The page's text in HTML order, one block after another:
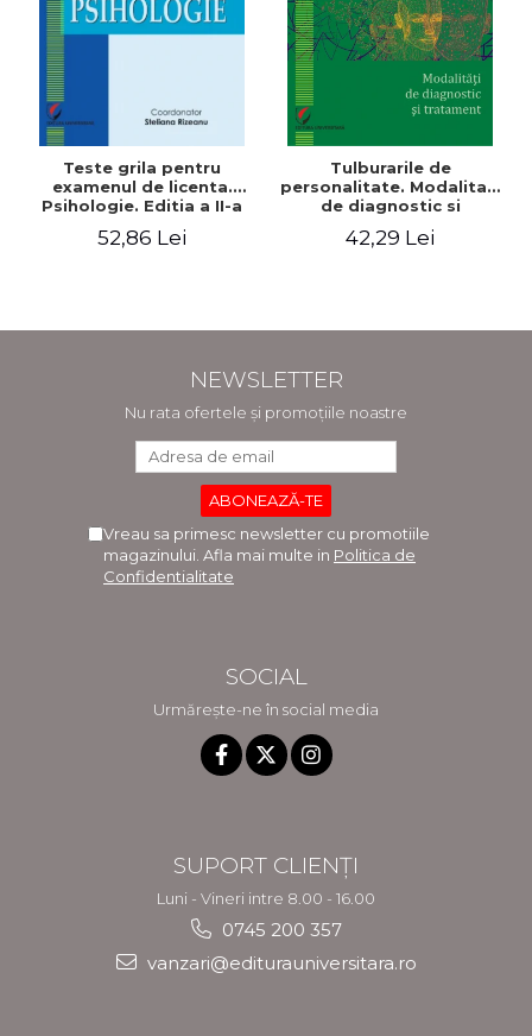
Teste grila pentru
examenul de licenta.
Psihologie. Editia a II-a
52,86 Lei
Tulburarile de
personalitate. Modalitati
de diagnostic si
42,29 Lei
NEWSLETTER
Nu rata ofertele și promoțiile noastre
Vreau sa primesc newsletter cu promotiile
magazinului. Afla mai multe in Politica de
Confidentialitate
SOCIAL
Urmărește-ne în social media
SUPORT CLIENȚI
Luni - Vineri intre 8.00 - 16.00
0745 200 357
vanzari@editurauniversitara.ro